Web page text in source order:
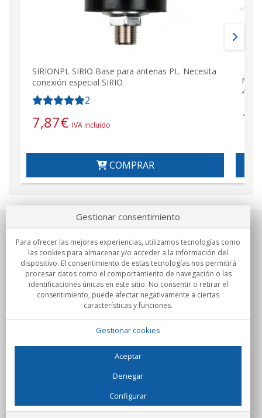
SIRIONPL SIRIO Base para antenas PL. Necesita
conexión especial SIRIO
2
7,87€ IVA incluido
COMPRAR
4,5
Sobre nosotros
Compromisos
Compras
C/Flassaders, 13, Nave 6, 08130 Santa Perpètua de Mogoda
(Barcelona) - España
Gestionar consentimiento
Para ofrecer las mejores experiencias, utilizamos tecnologías como
las cookies para almacenar y/o acceder a la información del
dispositivo. El consentimiento de estas tecnologías nos permitirá
procesar datos como el comportamiento de navegación o las
identificaciones únicas en este sitio. No consentir o retirar el
consentimiento, puede afectar negativamente a ciertas
características y funciones.
Gestionar cookies
Aceptar
Denegar
Configurar